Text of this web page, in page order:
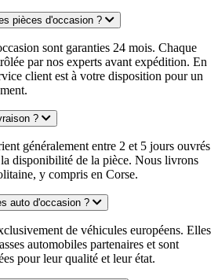
pièces d'occasion ?
sont garanties 24 mois. Chaque
par nos experts avant expédition. En
client est à votre disposition pour un
?
généralement entre 2 et 5 jours ouvrés
disponibilité de la pièce. Nous livrons
y compris en Corse.
auto d'occasion ?
de véhicules européens. Elles
automobiles partenaires et sont
pour leur qualité et leur état.